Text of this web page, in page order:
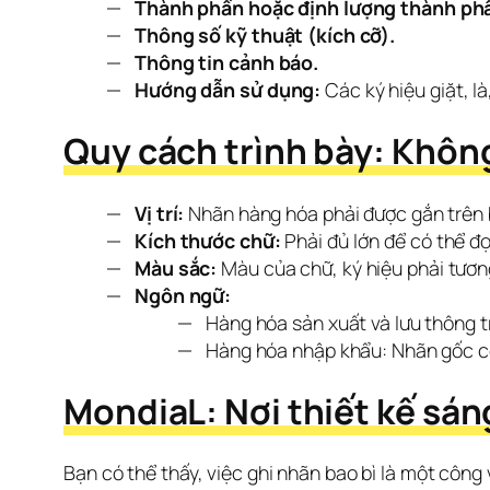
Thành phần hoặc định lượng thành
Thông số kỹ thuật (kích cỡ).
Thông tin cảnh báo.
Hướng dẫn sử dụng: Các ký hiệu giặt,
Quy cách trình bày:
Vị trí: Nhãn hàng hóa phải được gắn
Kích thước chữ: Phải đủ lớn để có thể
Màu sắc: Màu của chữ, ký hiệu phải
Ngôn ngữ:
Hàng hóa sản xuất và lưu thông
Hàng hóa nhập khẩu: Nhãn gốc
MondiaL: Nơi thiết kế
Bạn có thể thấy, việc ghi nhãn bao bì là một